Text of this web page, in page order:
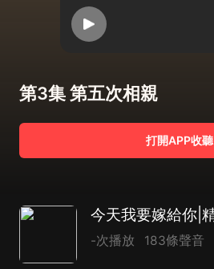
第3集 第五次相親
打開APP收聽
-次播放 183條聲音